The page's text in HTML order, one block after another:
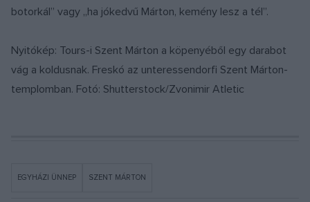
botorkál” vagy „ha jókedvű Márton, kemény lesz a tél”.
Nyitókép: Tours-i Szent Márton a köpenyéből egy darabot
vág a koldusnak. Freskó az unteressendorfi Szent Márton-
templomban. Fotó: Shutterstock/Zvonimir Atletic
EGYHÁZI ÜNNEP SZENT MÁRTON